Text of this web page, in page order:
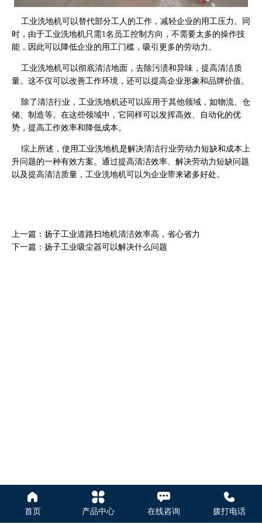
工业洗地机可以替代部分工人的工作，减轻企业的用工压力。同
时，由于工业洗地机只需1名员工控制方向，不需要太多的操作技
能，因此可以降低企业的用工门槛，吸引更多的劳动力。
工业洗地机可以彻底清洁地面，去除污渍和异味，提高清洁质
量。这不仅可以改善工作环境，还可以提高企业形象和品牌价值。
除了清洁行业，工业洗地机还可以应用于其他领域，如物流、仓
储、制造等。在这些领域中，它同样可以发挥高效、自动化的优
势，提高工作效率和降低成本。
综上所述，使用工业洗地机是解决清洁行业劳动力短缺和成本上
升问题的一种有效方案。通过提高清洁效率、解决劳动力短缺问题
以及提高清洁质量，工业洗地机可以为企业带来诸多好处。
上一篇：扬子工业道路扫地机清洁效率高，省心省力
下一篇：扬子工业吸尘器可以解决什么问题

首页

产品中心

在线咨询

拨打电话